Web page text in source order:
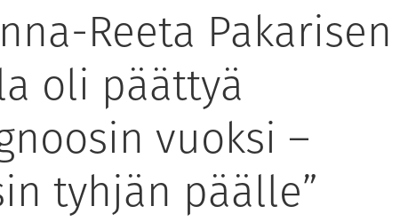
Reeta Pakarisen
oli päättyä
vuoksi –
tyhjän päälle”